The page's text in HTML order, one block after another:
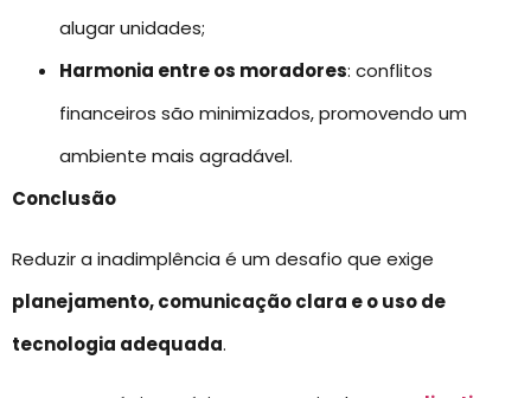
alugar unidades;
Harmonia entre os moradores: conflitos
financeiros são minimizados, promovendo um
ambiente mais agradável.
Conclusão
Reduzir a inadimplência é um desafio que exige
planejamento, comunicação clara e o uso de
tecnologia adequada.